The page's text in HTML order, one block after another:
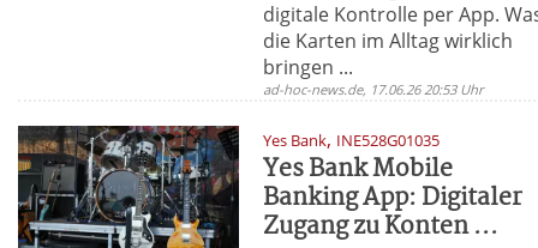
digitale Kontrolle per App.
die Karten im Alltag wirklich
bringen ...
ad-hoc-news.de, 17.06.26 20:53 Uhr
Yes Bank, INE528G01035
Yes Bank Mobile
Banking App: Digitaler
Zugang zu Konten ...